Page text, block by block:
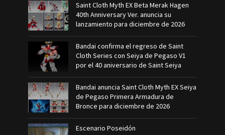
Saint Cloth Myth EX Beta Merak Hagen
40th Anniversary Ver. anuncia su
lanzamiento para diciembre de 2026
Bandai confirma el regreso de Saint
Cloth Series con Seiya de Pegaso V1
por el 40 aniversario de Saint Seiya
Bandai anuncia Saint Cloth Myth EX Seiya
de Pegaso Primera Armadura de
Bronce para diciembre de 2026
Escenario Poseidón